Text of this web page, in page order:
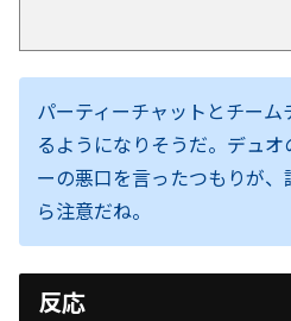
パーティーチャットとチー
るようになりそうだ。デュ
ーの悪口を言ったつもりが
ら注意だね。
反応